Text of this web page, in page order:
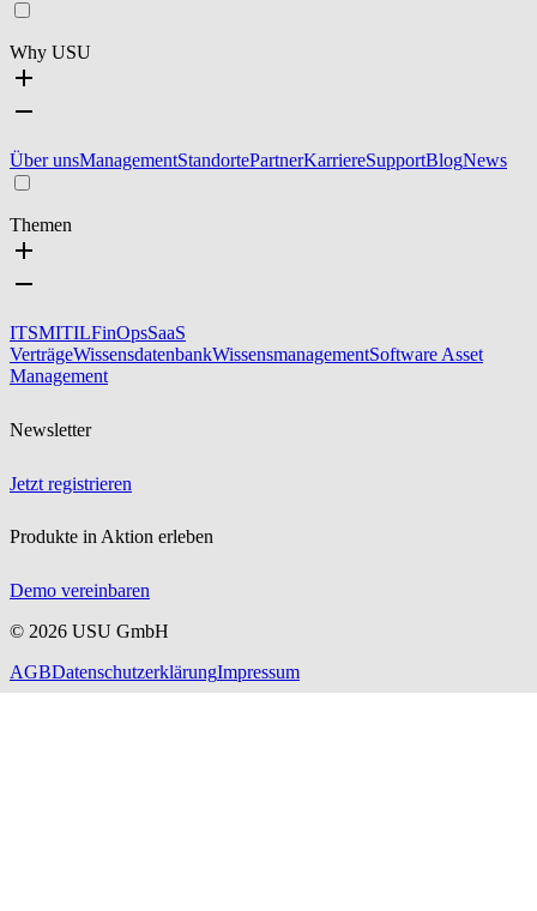
Why USU
Über unsManagementStandortePartnerKarriereSupportBlogNews
Themen
ITSMITILFinOpsSaaS
VerträgeWissensdatenbankWissensmanagementSoftware Asset
Management
Newsletter
Jetzt registrieren
Produkte in Aktion erleben
Demo vereinbaren
© 2026 USU GmbH
AGBDatenschutzerklärungImpressum